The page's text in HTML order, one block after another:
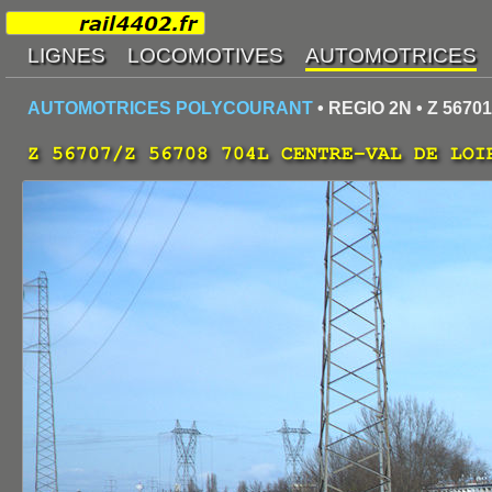
AUTOMOTRICES POLYCOURANT • REGIO 2N • Z
Z 56707/Z 56708 704L CENTRE-VAL DE